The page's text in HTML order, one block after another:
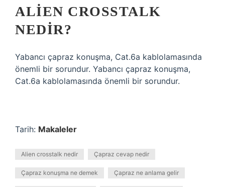
ALIEN CROSSTALK
NEDIR?
Yabancı çapraz konuşma, Cat.6a kablolamasında
önemli bir sorundur. Yabancı çapraz konuşma,
Cat.6a kablolamasında önemli bir sorundur.
Tarih: Makaleler
Alien crosstalk nedir Çapraz cevap nedir
Çapraz konuşma ne demek Çapraz ne anlama gelir